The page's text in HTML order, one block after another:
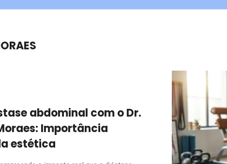
abdominal com o Dr.
Importância
estética